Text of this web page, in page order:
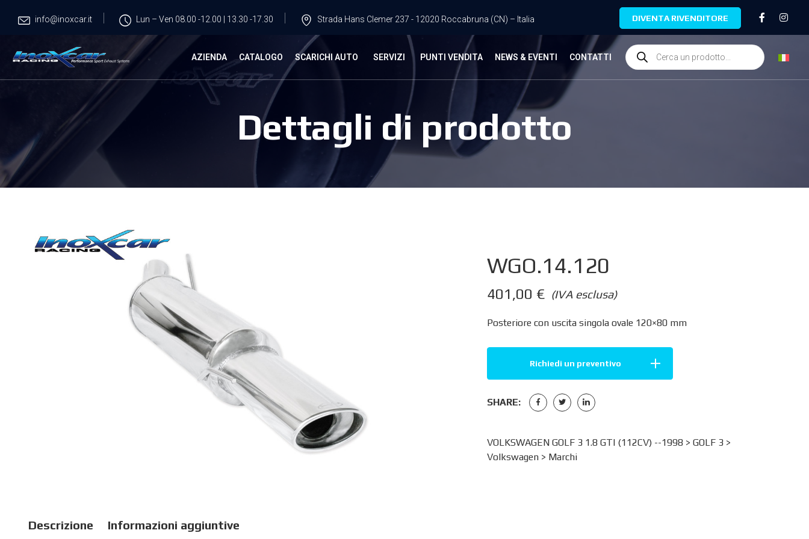
info@inoxcar.it Lun – Ven 08.00 -12.00 | 13.30 -17.30 Strada Hans Clemer 237 - 12020 Roccabruna (CN) – Italia DIVENTA RIVENDITORE
AZIENDA CATALOGO SCARICHI AUTO SERVIZI PUNTI VENDITA NEWS & EVENTI CONTATTI
Dettagli di prodotto
WGO.14.120
(IVA esclusa)
401,00 €
Posteriore con uscita singola ovale 120×80 mm
Richiedi un preventivo
SHARE:
VOLKSWAGEN GOLF 3 1.8 GTI (112CV) --1998 > GOLF 3>
Volkswagen> Marchi
Descrizione Informazioni aggiuntive